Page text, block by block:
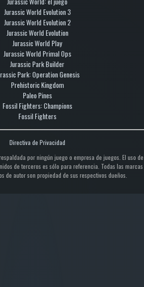
Jurassic World Evolution 3
Jurassic World Evolution 2
Jurassic World Evolution
Jurassic World Play
Jurassic World Primal Ops
Jurassic Park Builder
Park: Operation Genesis
Prehistoric Kingdom
Paleo Pines
Fossil Fighters: Champions
Fossil Fighters
por ningún juego o empresa de juegos. El uso de
de terceros es sólo para referencia. Todas las marcas
de autor son propiedad de sus respectivos dueños.
Directiva de Privacidad